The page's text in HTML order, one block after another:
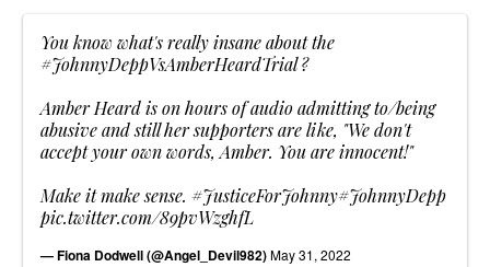
You know what's really insane about the
#JohnnyDeppVsAmberHeardTrial?
Amber Heard is on hours of audio admitting to/being
abusive and still her supporters are like, "We don't
accept your own words, Amber. You are innocent!"
Make it make sense. #JusticeForJohnny#JohnnyDepp
pic.twitter.com/89pvWzghfL
— Fiona Dodwell (@Angel_Devil982)May 31, 2022